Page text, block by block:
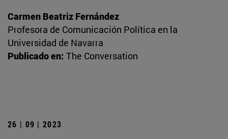
Carmen Beatriz Fernández
Profesora de Comunicación Política en la
Universidad de Navarra
Publicado en: The Conversation
26 | 09 | 2023